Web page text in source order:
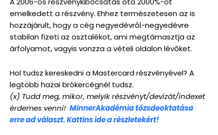
emelkedett a részvény. Ehhez természetesen az is
hozzájárult, hogy a cég negyedévről-negyedévre
stabilan fizeti az osztalékot, ami megtámasztja az
árfolyamot, vagyis vonzza a vételi oldalon lévőket.
Hol tudsz kereskedni a Mastercard részvényével? A
legtöbb hazai brókercégnél tudsz.
(x) Tudd meg, mikor, melyik részvényt/devizát/indexet
érdemes venni! MinnerAkadémia tőzsdeoktatása
erre ad választ. Kattins ide a részletekért!